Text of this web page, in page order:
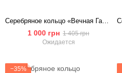
Серебряное кольцо «Вечная Гармония»
1 000 грн 1 405 грн
Ожидается
−35%